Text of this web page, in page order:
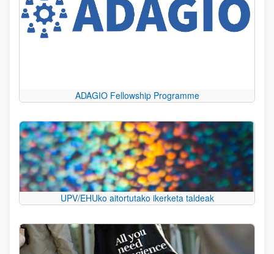
ADAGIO Fellowship Programme
UPV/EHUko aitortutako ikerketa taldeak